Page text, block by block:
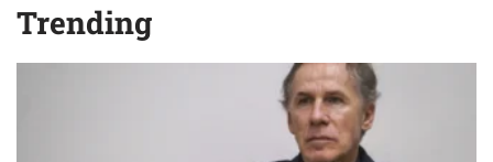
Trending